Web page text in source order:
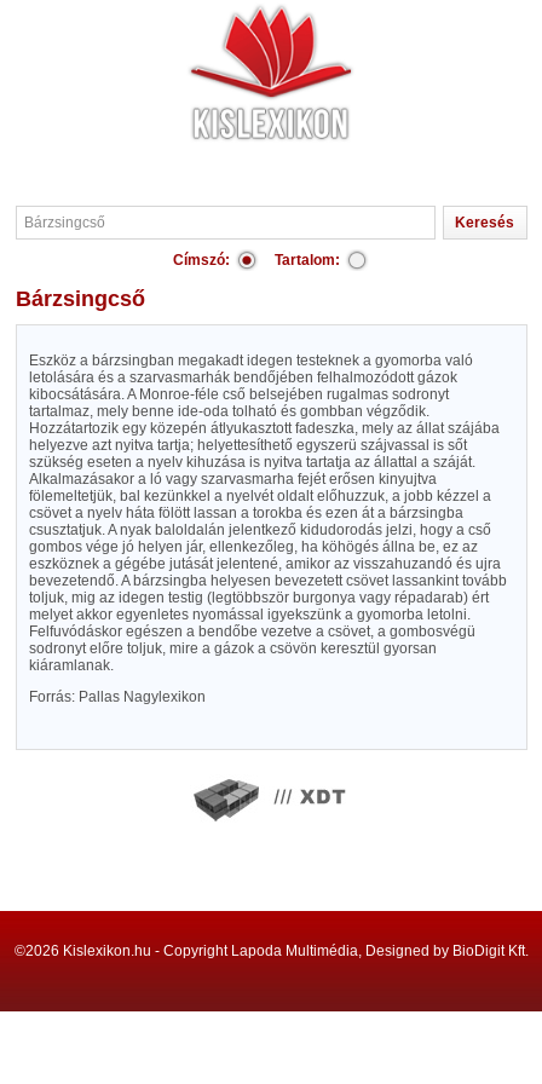
Címszó: Tartalom:
Bárzsingcső
Eszköz a bárzsingban megakadt idegen testeknek a gyomorba való
letolására és a szarvasmarhák bendőjében felhalmozódott gázok
kibocsátására. A Monroe-féle cső belsejében rugalmas sodronyt
tartalmaz, mely benne ide-oda tolható és gombban végződik.
Hozzátartozik egy közepén átlyukasztott fadeszka, mely az állat szájába
helyezve azt nyitva tartja; helyettesíthető egyszerü szájvassal is sőt
szükség eseten a nyelv kihuzása is nyitva tartatja az állattal a száját.
Alkalmazásakor a ló vagy szarvasmarha fejét erősen kinyujtva
fölemeltetjük, bal kezünkkel a nyelvét oldalt előhuzzuk, a jobb kézzel a
csövet a nyelv háta fölött lassan a torokba és ezen át a bárzsingba
csusztatjuk. A nyak baloldalán jelentkező kidudorodás jelzi, hogy a cső
gombos vége jó helyen jár, ellenkezőleg, ha köhögés állna be, ez az
eszköznek a gégébe jutását jelentené, amikor az visszahuzandó és ujra
bevezetendő. A bárzsingba helyesen bevezetett csövet lassankint tovább
toljuk, mig az idegen testig (legtöbbször burgonya vagy répadarab) ért
melyet akkor egyenletes nyomással igyekszünk a gyomorba letolni.
Felfuvódáskor egészen a bendőbe vezetve a csövet, a gombosvégü
sodronyt előre toljuk, mire a gázok a csövön keresztül gyorsan
kiáramlanak.
Forrás: Pallas Nagylexikon
©2026 Kislexikon.hu - Copyright Lapoda Multimédia, Designed by BioDigit Kft.